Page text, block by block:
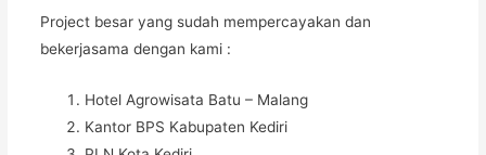
Project besar yang sudah mempercayakan dan
bekerjasama dengan kami :
Hotel Agrowisata Batu – Malang
Kantor BPS Kabupaten Kediri